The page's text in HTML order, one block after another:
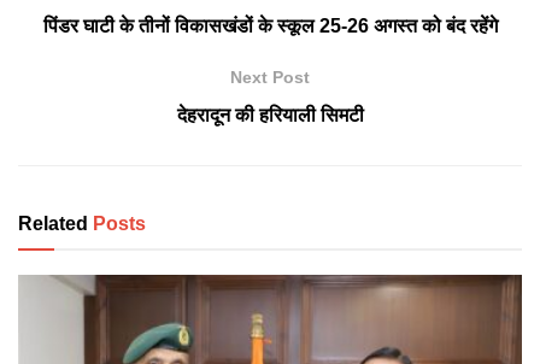
पिंडर घाटी के तीनों विकासखंडों के स्कूल 25-26 अगस्त को बंद रहेंगे
Next Post
देहरादून की हरियाली सिमटी
Related Posts